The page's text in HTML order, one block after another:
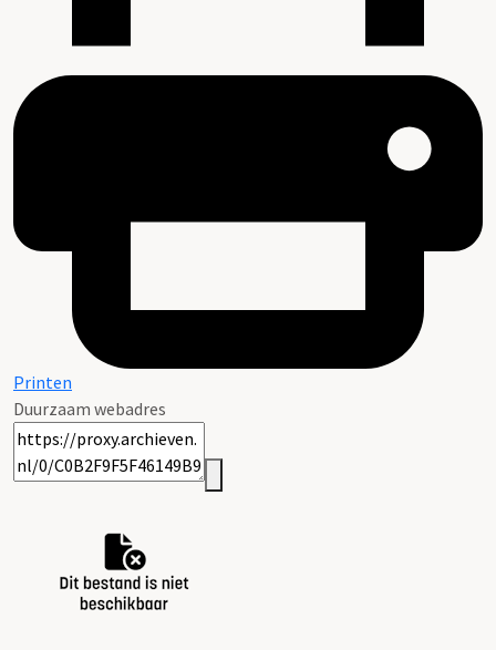
Printen
Duurzaam webadres